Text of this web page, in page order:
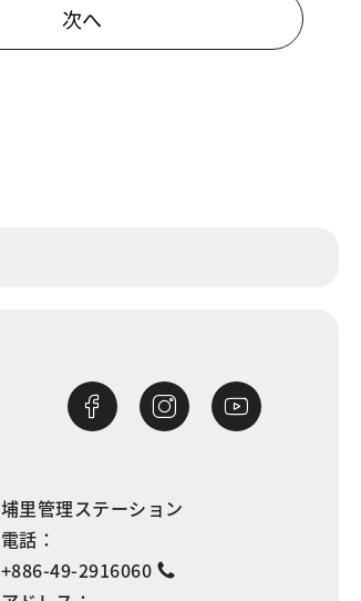
次へ
埔里管理ステーション
電話：
+886-49-2916060